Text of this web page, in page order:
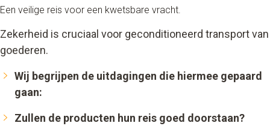
Een veilige reis voor een kwetsbare vracht.
Zekerheid is cruciaal voor geconditioneerd transport van
goederen.
Wij begrijpen de uitdagingen die hiermee gepaard
gaan:
Zullen de producten hun reis goed doorstaan?